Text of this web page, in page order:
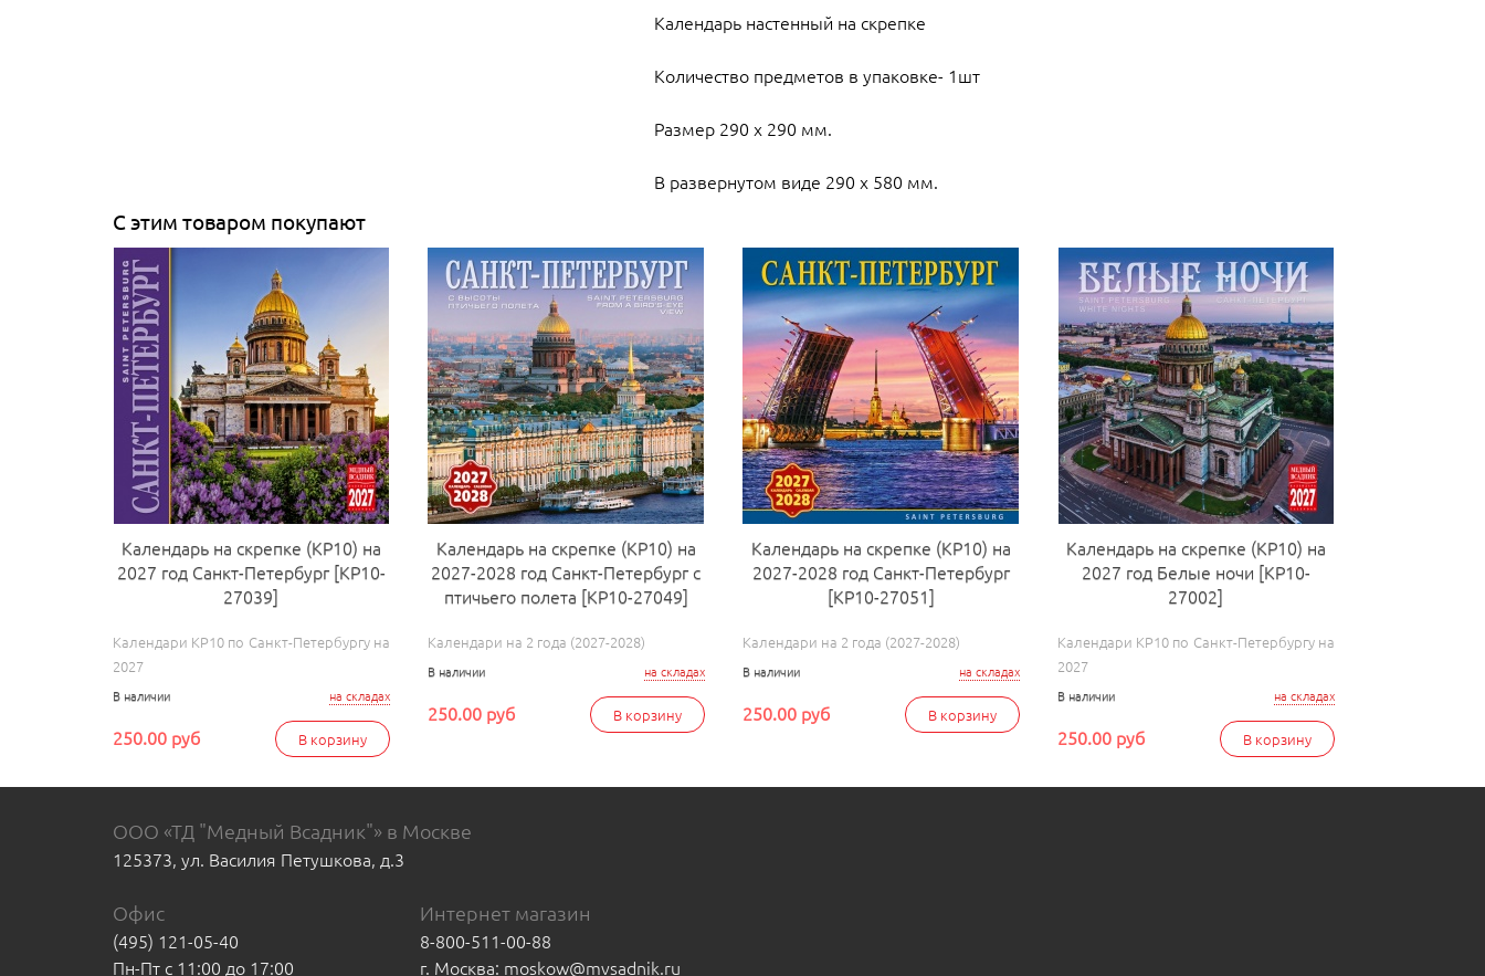
Календарь настенный на скрепке
Количество предметов в упаковке- 1шт
Размер 290 х 290 мм.
В развернутом виде 290 х 580 мм.
С этим товаром покупают
Календарь на скрепке (КР10) на
2027 год Санкт-Петербург [КР10-
27039]
Календари КР10 по Санкт-Петербургу на
2027
на складах
В наличии
В корзину
250.00 руб
Календарь на скрепке (КР10) на
2027-2028 год Санкт-Петербург с
птичьего полета [КР10-27049]
Календари на 2 года (2027-2028)
на складах
В наличии
В корзину
250.00 руб
Календарь на скрепке (КР10) на
2027-2028 год Санкт-Петербург
[КР10-27051]
Календари на 2 года (2027-2028)
на складах
В наличии
В корзину
250.00 руб
Календарь на скрепке (КР10) на
2027 год Белые ночи [КР10-
27002]
Календари КР10 по Санкт-Петербургу на
2027
на складах
В наличии
В корзину
250.00 руб
ООО «ТД "Медный Всадник"» в Москве
125373, ул. Василия Петушкова, д.3
Офис
(495) 121-05-40
Пн-Пт с 11:00 до 17:00
Интернет магазин
8-800-511-00-88
г. Москва: moskow@mvsadnik.ru